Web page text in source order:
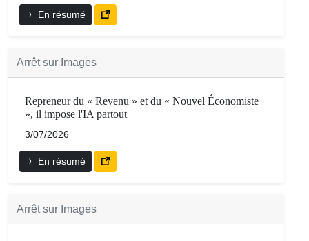
En résumé
Arrêt sur Images
Repreneur du « Revenu » et du « Nouvel Économiste
», il impose l'IA partout
3/07/2026
En résumé
Arrêt sur Images